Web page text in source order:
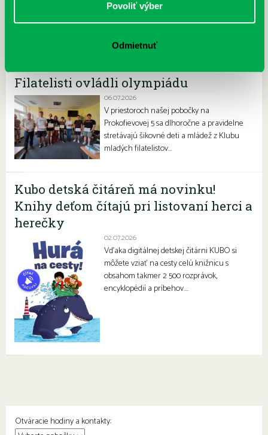
Povoliť výber
Odmietnuť
Filatelisti ovládli olympiádu
06.07.2026
V priestoroch našej pobočky na
Prokofievovej 5 sa dlhoročne a pravidelne
stretávajú šikovné deti a mládež z Klubu
mladých filatelistov…
Kubo detská čitáreň má novinku!
Knihy deťom čítajú pri listovaní herci a
herečky
02.07.2026
Vďaka digitálnej detskej čitárni KUBO si
môžete vziať na cesty celú knižnicu s
obsahom takmer 2 500 rozprávok,
encyklopédií a príbehov….
Otváracie hodiny a kontakty: